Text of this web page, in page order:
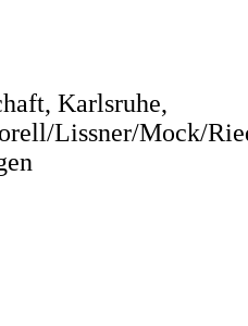
Karlsruhe,
Lissner/Mock/